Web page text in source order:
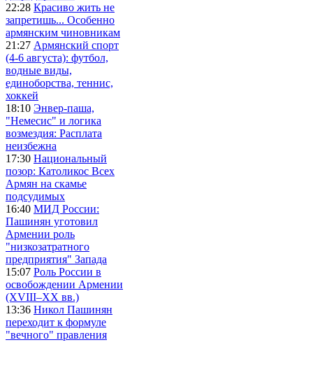
22:28 Красиво жить не
запретишь... Особенно
армянским чиновникам
21:27 Армянский спорт
(4-6 августа): футбол,
водные виды,
единоборства, теннис,
хоккей
18:10 Энвер-паша,
"Немесис" и логика
возмездия: Расплата
неизбежна
17:30 Национальный
позор: Католикос Всех
Армян на скамье
подсудимых
16:40 МИД России:
Пашинян уготовил
Армении роль
"низкозатратного
предприятия" Запада
15:07 Роль России в
освобождении Армении
(XVIII–XX вв.)
13:36 Никол Пашинян
переходит к формуле
"вечного" правления